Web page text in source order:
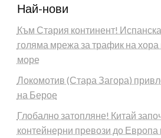
Най-нови
Към Стария континент!
голяма мрежа за трафик на
море
Локомотив (Стара Загора)
на Берое
Глобално затопляне! Китай
контейнерни превози до